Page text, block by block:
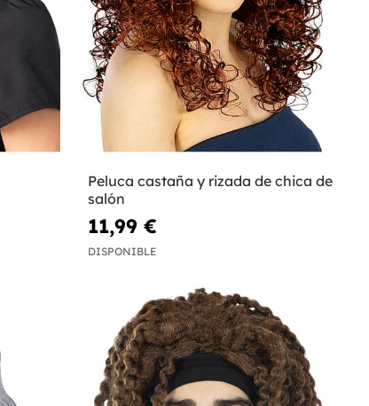
Peluca castaña y rizada de chica de
salón
11,99 €
DISPONIBLE